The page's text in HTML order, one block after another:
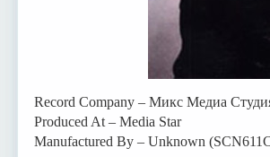
Record Company – Микс Медиа
Produced At – Media Star
Manufactured By – Unknown